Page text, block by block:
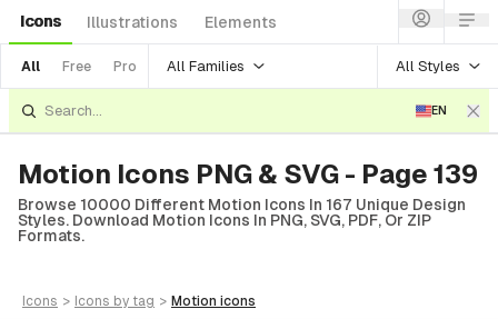
Icons Illustrations Elements
All Free Pro All Families All Styles
EN
Motion Icons PNG & SVG - Page 139
Browse 10000 Different Motion Icons In 167 Unique Design
Styles. Download Motion Icons In PNG, SVG, PDF, Or ZIP
Formats.
icons > icons by tag > motion icons